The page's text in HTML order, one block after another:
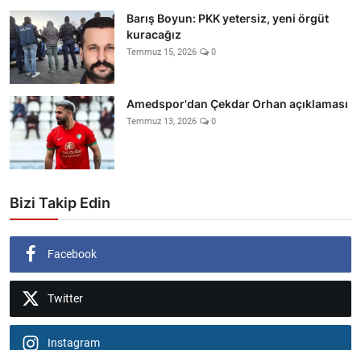
Barış Boyun: PKK yetersiz, yeni örgüt
kuracağız
Temmuz 15, 2026 0
Amedspor'dan Çekdar Orhan açıklaması
Temmuz 13, 2026 0
Bizi Takip Edin
Facebook
Twitter
Instagram